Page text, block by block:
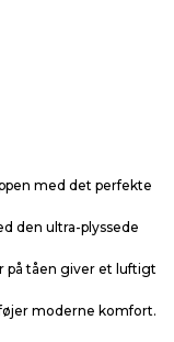
med det perfekte
den ultra-plyssede
på tåen giver et luftigt
moderne komfort.